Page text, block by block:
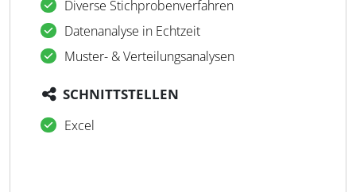
Diverse Stichprobenverfahren
Datenanalyse in Echtzeit
Muster- & Verteilungsanalysen
SCHNITTSTELLEN
Excel